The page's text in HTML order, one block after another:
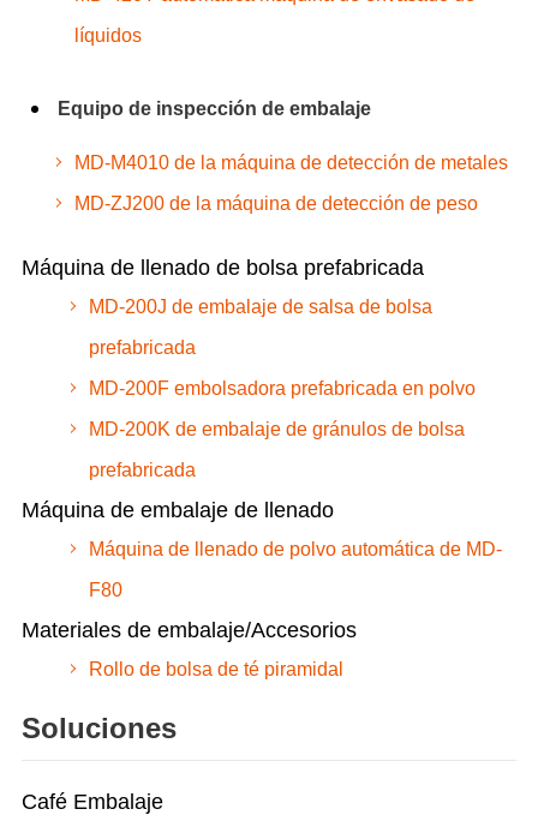
líquidos
Equipo de inspección de embalaje
MD-M4010 de la máquina de detección de metales
MD-ZJ200 de la máquina de detección de peso
Máquina de llenado de bolsa prefabricada
MD-200J de embalaje de salsa de bolsa
prefabricada
MD-200F embolsadora prefabricada en polvo
MD-200K de embalaje de gránulos de bolsa
prefabricada
Máquina de embalaje de llenado
Máquina de llenado de polvo automática de MD-
F80
Materiales de embalaje/Accesorios
Rollo de bolsa de té piramidal
Soluciones
Café Embalaje